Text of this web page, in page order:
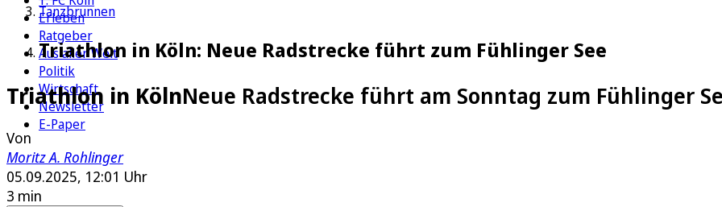
Erleben
Ratgeber
Aus aller Welt
Politik
Wirtschaft
Newsletter
E-Paper
Tanzbrunnen
Triathlon in Köln: Neue Radstrecke führt zum Fühlinger See
Triathlon in KölnNeue Radstrecke führt am Sonntag zum Fühlinger
Von
Moritz A. Rohlinger
05.09.2025, 12:01 Uhr
3 min